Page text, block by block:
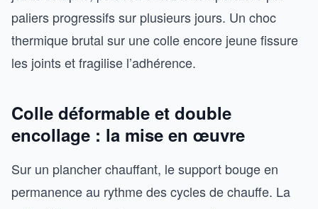
paliers progressifs sur plusieurs jours. Un choc
thermique brutal sur une colle encore jeune fissure
les joints et fragilise l’adhérence.
Colle déformable et double
encollage : la mise en œuvre
Sur un plancher chauffant, le support bouge en
permanence au rythme des cycles de chauffe. La